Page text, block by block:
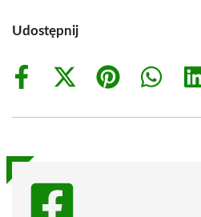
Udostępnij
Share
Share
(Twitter)
Share
Share